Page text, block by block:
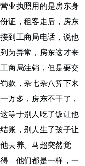
营业执照用的是房东身
份证，租客走后，房东
接到工商局电话，说他
列为异常，房东这才来
工商局注销，但是要交
罚款，杂七杂八算下来
一万多，房东不干了，
这等于别人吃了饭让他
结账，别人生了孩子让
他去养。马超突然觉
得，他们都是一样，一